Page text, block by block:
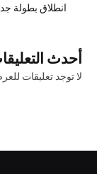
انطلاق بطولة
أحدث
لا توجد تعليقات